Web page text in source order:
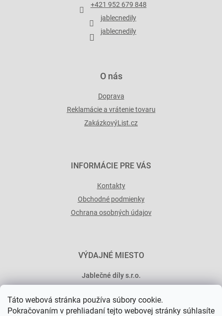
Táto webová stránka používa súbory cookie.
Pokračovaním v prehliadaní tejto webovej stránky súhlasíte
+421 952 679 848
jablecnedily
jablecnedily
O nás
Doprava
Reklamácie a vrátenie tovaru
ZakázkovýList.cz
INFORMÁCIE PRE VÁS
Kontakty
Obchodné podmienky
Ochrana osobných údajov
VÝDAJNÉ MIESTO
Jablečné díly s.r.o.
101 00 Praha 10